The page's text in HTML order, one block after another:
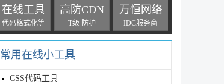
在线工具
代码格式化等
高防CDN
T级 防护
万恒网络
IDC服务商
常用在线小工具
CSS代码工具